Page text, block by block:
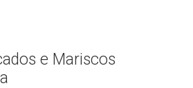
e Mariscos